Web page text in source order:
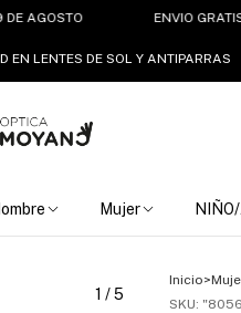
ENVIO GRATIS A
EN LENTES DE SOL Y ANTIPARRAS
Mujer
1 /5
Inicio>
SKU: